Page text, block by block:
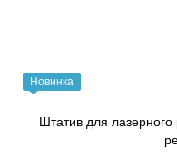
Новинка
Штатив для